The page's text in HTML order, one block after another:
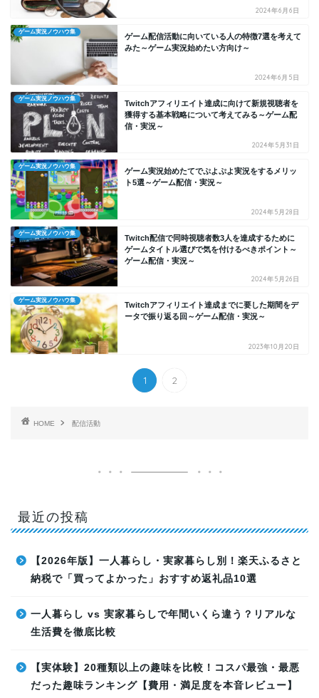
2024年6月6日
ゲーム実況ノウハウ集
ゲーム配信活動に向いている人の特徴7選を考えて
みた～ゲーム実況始めたい方向け～
2024年6月5日
ゲーム実況ノウハウ集
Twitchアフィリエイト達成に向けて新規視聴者を
獲得する基本戦略について考えてみる～ゲーム配
信・実況～
2024年5月31日
ゲーム実況ノウハウ集
ゲーム実況始めたてでぷよぷよ実況をするメリッ
ト5選～ゲーム配信・実況～
2024年5月28日
ゲーム実況ノウハウ集
Twitch配信で同時視聴者数3人を達成するために
ゲームタイトル選びで気を付けるべきポイント～
ゲーム配信・実況～
2024年5月26日
ゲーム実況ノウハウ集
Twitchアフィリエイト達成までに要した期間をデ
ータで振り返る回～ゲーム配信・実況～
2023年10月20日
1 2
HOME 配信活動
最近の投稿
【2026年版】一人暮らし・実家暮らし別！楽天ふるさと
納税で「買ってよかった」おすすめ返礼品10選
一人暮らし vs 実家暮らしで年間いくら違う？リアルな
生活費を徹底比較
【実体験】20種類以上の趣味を比較！コスパ最強・最悪
だった趣味ランキング【費用・満足度を本音レビュー】